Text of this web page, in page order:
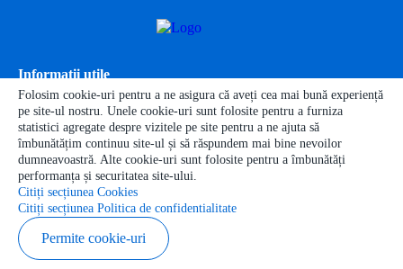
Copyright © 2026 zoofarmagro.md
Elaborarea siteului - ilab.md
Informaţii utile
Categoriile produselor
Categorii de animale
Contactele noastre
Folosim cookie-uri pentru a ne asigura că aveți cea mai bună experiență
pe site-ul nostru. Unele cookie-uri sunt folosite pentru a furniza
statistici agregate despre vizitele pe site pentru a ne ajuta să
îmbunătățim continuu site-ul și să răspundem mai bine nevoilor
dumneavoastră. Alte cookie-uri sunt folosite pentru a îmbunătăți
performanța și securitatea site-ului.
Citiți secțiunea Cookies
Citiți secțiunea Politica de confidentialitate
Permite cookie-uri